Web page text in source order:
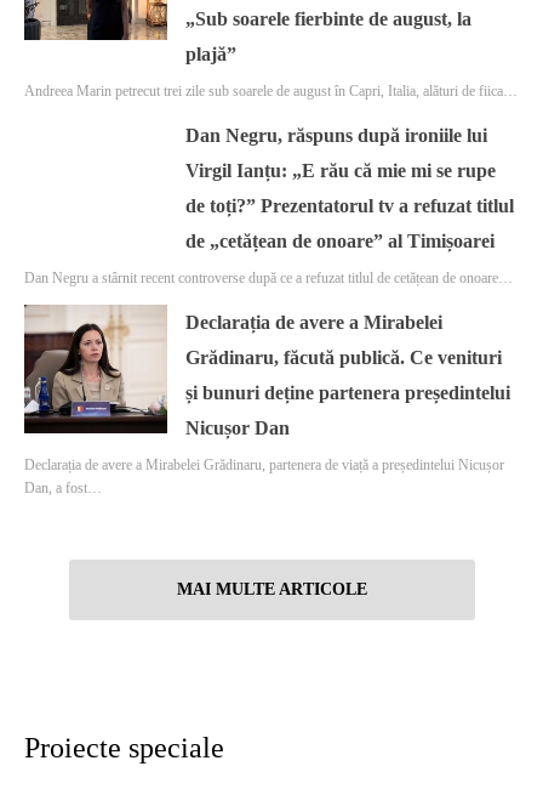
„Sub soarele fierbinte de august, la
plajă”
Andreea Marin petrecut trei zile sub soarele de august în Capri, Italia, alături de fiica…
Dan Negru, răspuns după ironiile lui
Virgil Ianțu: „E rău că mie mi se rupe
de toți?” Prezentatorul tv a refuzat titlul
de „cetățean de onoare” al Timișoarei
Dan Negru a stârnit recent controverse după ce a refuzat titlul de cetățean de onoare…
Declarația de avere a Mirabelei
Grădinaru, făcută publică. Ce venituri
și bunuri deține partenera președintelui
Nicușor Dan
Declarația de avere a Mirabelei Grădinaru, partenera de viață a președintelui Nicușor
Dan, a fost…
MAI MULTE ARTICOLE
Proiecte speciale